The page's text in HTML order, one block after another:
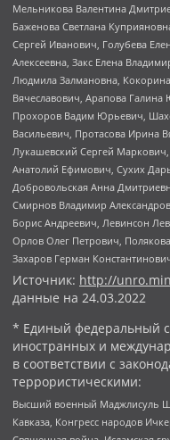
Мельникова Валентина
Баженова Светлана
Сергей Иванович, Голубева
Алексеевна, Закс Елена
Людмила Залмановна,
Вячеславович, Арапова
Прохоров Вадим Юрьевич,
Васильевич, Протасова Ирина
Лукашевский Сергей
Анатолий Ефимович, Сухих
Добровольская Анна
Смирнов Владимир
Борис Андреевич, Левинсон
Орлов Олег Петрович,
Захаров Герман
Источник: http://
данные на 24.03.2022
* Единый федеральный
иностранных и
в соответствии с
террористическими:
Высший военный Маджлисуль
Кавказа, Конгресс народов